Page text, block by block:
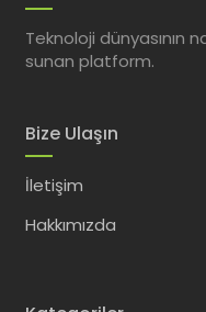
Teknoloji dünyasının
sunan platform.
Bize Ulaşın
İletişim
Hakkımızda